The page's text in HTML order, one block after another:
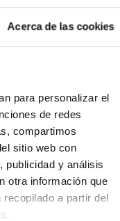
Acerca de las cookies
para personalizar el
de redes
compartimos
sitio web con
publicidad y análisis
otra información que
recopilado a partir del
(Anónimos e
Peligrosas)
para
de
de la
balas/Fardos
Responder
privadas. No